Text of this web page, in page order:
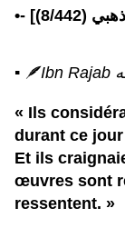
▪︎ 🪶
« Ils
durant ce
Et ils
œuvres sont
ressentent. »